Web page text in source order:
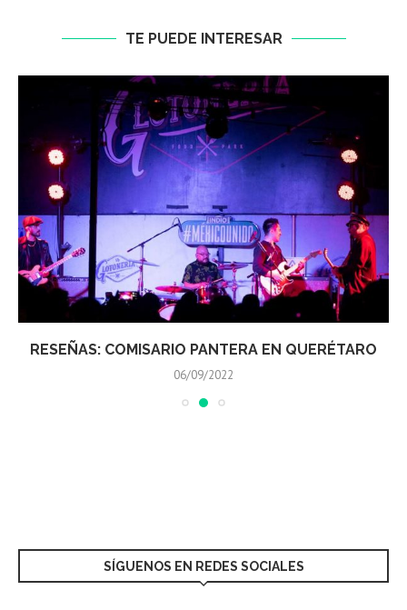
TE PUEDE INTERESAR
RESEÑAS: COMISARIO PANTERA EN QUERÉTARO
06/09/2022
SÍGUENOS EN REDES SOCIALES